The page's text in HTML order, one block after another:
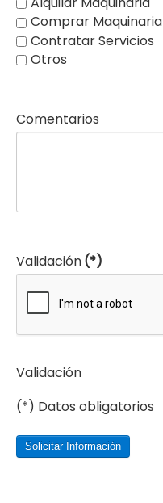
Comprar Maquinaria
Contratar Servicios
Otros
Comentarios
Validación(*)
Validación
(*) Datos obligatorios
Solicitar Información